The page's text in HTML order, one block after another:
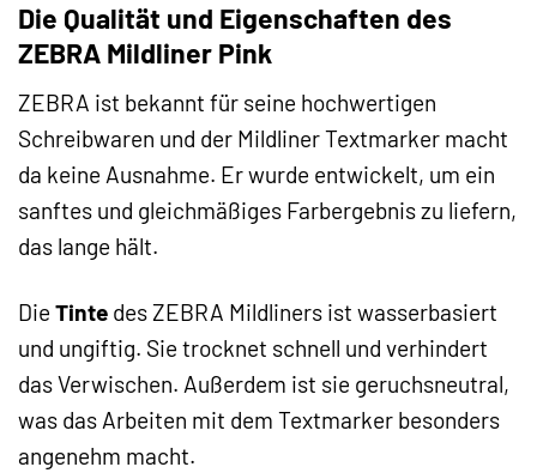
Die Qualität und Eigenschaften des
ZEBRA Mildliner Pink
ZEBRA ist bekannt für seine hochwertigen
Schreibwaren und der Mildliner Textmarker macht
da keine Ausnahme. Er wurde entwickelt, um ein
sanftes und gleichmäßiges Farbergebnis zu liefern,
das lange hält.
Die Tinte des ZEBRA Mildliners ist wasserbasiert
und ungiftig. Sie trocknet schnell und verhindert
das Verwischen. Außerdem ist sie geruchsneutral,
was das Arbeiten mit dem Textmarker besonders
angenehm macht.